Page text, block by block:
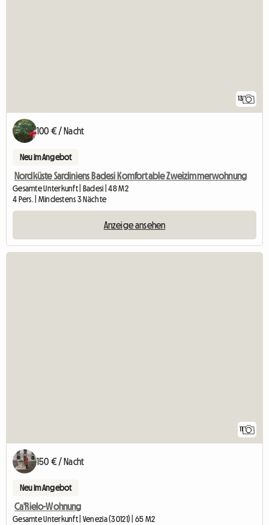
13
100 € / Nacht
Neu im Angebot
Nordküste Sardiniens Badesi Komfortable Zweizimmerwohnung
Gesamte Unterkunft | Badesi | 48 M2
4 Pers. | Mindestens 3 Nächte
Anzeige ansehen
150 € / Nacht
Neu im Angebot
Ca'Rielo-Wohnung
Gesamte Unterkunft | Venezia (30121) | 65 M2